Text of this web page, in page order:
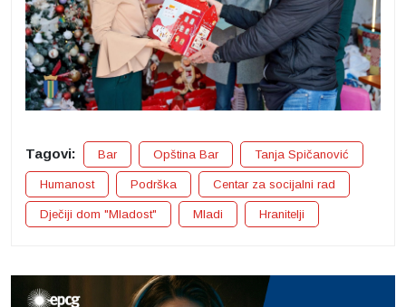
Tagovi: Bar Opština Bar Tanja Spičanović
Humanost Podrška Centar za socijalni rad
Dječiji dom "Mladost" Mladi Hranitelji